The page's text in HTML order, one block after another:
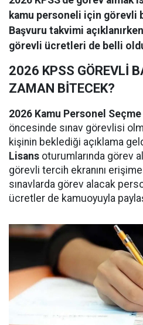
kamu personeli için görevli
Başvuru takvimi
görevli ücretleri de belli
2026 KPSS GÖREVLİ
ZAMAN BİTECEK?
2026 Kamu Personel Seçme
öncesinde sınav görevlisi
kişinin beklediği açıklama
Lisans oturumlarında görev
görevli tercih ekranını
sınavlarda görev alacak
ücretler de kamuoyuyla